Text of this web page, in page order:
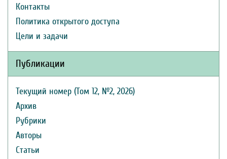
Контакты
Политика открытого доступа
Цели и задачи
Публикации
Текущий номер (Том 12, №2, 2026)
Архив
Рубрики
Авторы
Статьи